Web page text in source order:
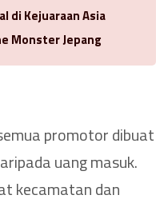
di Kejuaraan Asia
Monster Jepang
promotor dibuat
uang masuk.
kecamatan dan